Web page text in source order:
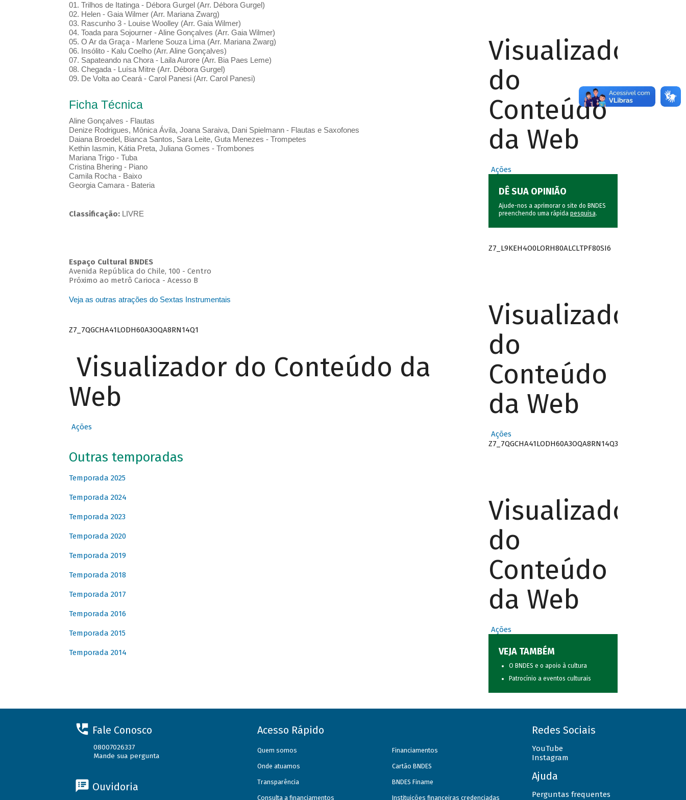
01. Trilhos de Itatinga - Débora Gurgel (Arr. Débora Gurgel)
02. Helen - Gaia Wilmer (Arr. Mariana Zwarg)
03. Rascunho 3 - Louise Woolley (Arr. Gaia Wilmer)
04. Toada para Sojourner - Aline Gonçalves (Arr. Gaia Wilmer)
05. O Ar da Graça - Marlene Souza Lima (Arr. Mariana Zwarg)
06. Insólito - Kalu Coelho (Arr. Aline Gonçalves)
07. Sapateando na Chora - Laila Aurore (Arr. Bia Paes Leme)
08. Chegada - Luísa Mitre (Arr. Débora Gurgel)
09. De Volta ao Ceará - Carol Panesi (Arr. Carol Panesi)
Ficha Técnica
Aline Gonçalves - Flautas
Denize Rodrigues, Mônica Ávila, Joana Saraiva, Dani Spielmann - Flautas e Saxofones
Daiana Broedel, Bianca Santos, Sara Leite, Guta Menezes - Trompetes
Kethin Iasmin, Kátia Preta, Juliana Gomes - Trombones
Mariana Trigo - Tuba
Cristina Bhering - Piano
Camila Rocha - Baixo
Georgia Camara - Bateria
Classificação: LIVRE
Espaço Cultural BNDES
Avenida República do Chile, 100 - Centro
Próximo ao metrô Carioca - Acesso B
Veja as outras atrações do Sextas Instrumentais
Z7_7QGCHA41LODH60A3OQA8RN14Q1
Visualizador do Conteúdo da
Web
Ações
Outras temporadas
Temporada 2025
Temporada 2024
Temporada 2023
Temporada 2020
Temporada 2019
Temporada 2018
Temporada 2017
Temporada 2016
Temporada 2015
Temporada 2014
Visualizador
do
Conteúdo
da Web
Ações
DÊ SUA OPINIÃO
Ajude-nos a aprimorar o site do BNDES
preenchendo uma rápida pesquisa.
Z7_L9KEH4O0LORH80ALCLTPF80SI6
Visualizador
do
Conteúdo
da Web
Ações
Z7_7QGCHA41LODH60A3OQA8RN14Q3
Visualizador
do
Conteúdo
da Web
Ações
VEJA TAMBÉM
O BNDES e o apoio à cultura
Patrocínio a eventos culturais
Fale Conosco
08007026337
Mande sua pergunta
Ouvidoria
Acesso Rápido
Quem somos
Onde atuamos
Transparência
Consulta a financiamentos
Financiamentos
Cartão BNDES
BNDES Finame
Instituições financeiras credenciadas
Redes Sociais
YouTube
Instagram
Ajuda
Perguntas frequentes